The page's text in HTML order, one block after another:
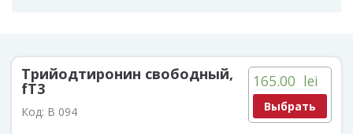
165.00 lei
Выбрать
Трийодтиронин свободный,
fT3
Код: B 094